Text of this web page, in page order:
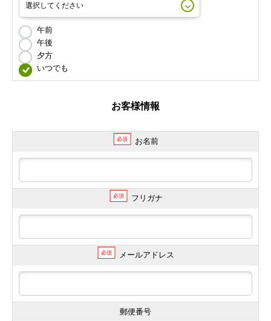
午前
午後
夕方
いつでも
お客様情報
必須 お名前
必須 フリガナ
必須 メールアドレス
郵便番号